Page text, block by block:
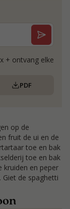
+ ontvang elke
PDF
op de
fruit de ui en de
toe en bak
toe en bak
kruiden en peper
de spaghetti